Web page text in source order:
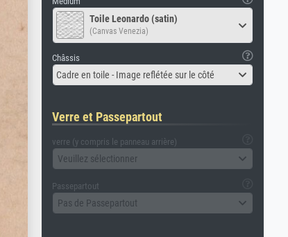
Toile Leonardo (satin)
(Canvas Venezia)
Châssis
Cadre en toile - Image reflétée sur le côté
Verre et Passepartout
verre (y compris le panneau arrière)
Veuillez sélectionner
Passepartout
Pas de Passepartout